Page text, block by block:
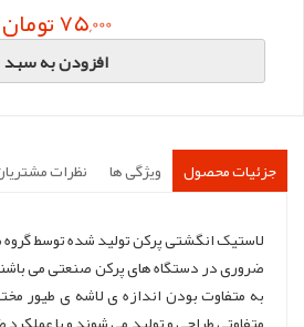
75,000 تومان
افزودن به سبد
جزئیات محصول ویژگی ها نظرات
لاستیک انگشتی پرکن تولید شده توسط
ضروری در دستگاه های پرکن صنعتی می
به متفاوت بودن اندازه ی لاشه ی طیور